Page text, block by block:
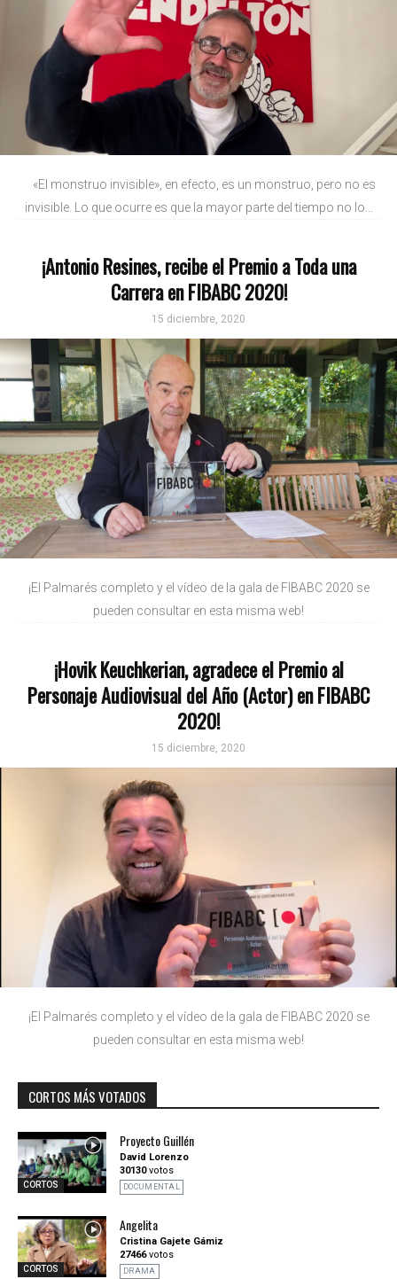
«El monstruo invisible», en efecto, es un monstruo, pero no es
invisible. Lo que ocurre es que la mayor parte del tiempo no lo...
¡Antonio Resines, recibe el Premio a Toda una
Carrera en FIBABC 2020!
15 diciembre, 2020
¡El Palmarés completo y el vídeo de la gala de FIBABC 2020 se
pueden consultar en esta misma web!
¡Hovik Keuchkerian, agradece el Premio al
Personaje Audiovisual del Año (Actor) en FIBABC
2020!
15 diciembre, 2020
¡El Palmarés completo y el vídeo de la gala de FIBABC 2020 se
pueden consultar en esta misma web!
CORTOS MÁS VOTADOS
CORTOS
Proyecto Guillén
David Lorenzo
30130votos
DOCUMENTAL
CORTOS
Angelita
Cristina Gajete Gámiz
27466votos
DRAMA